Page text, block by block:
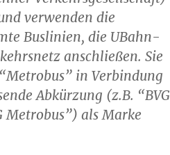
verwenden die
Buslinien, die UBahn-
anschließen. Sie
in Verbindung
Abkürzung (z.B. “BVG
Metrobus”) als Marke